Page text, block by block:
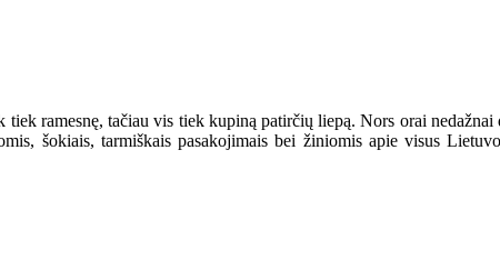
ramesnę, tačiau vis tiek kupiną patirčių liepą. Nors orai
šokiais, tarmiškais pasakojimais bei žiniomis apie visus